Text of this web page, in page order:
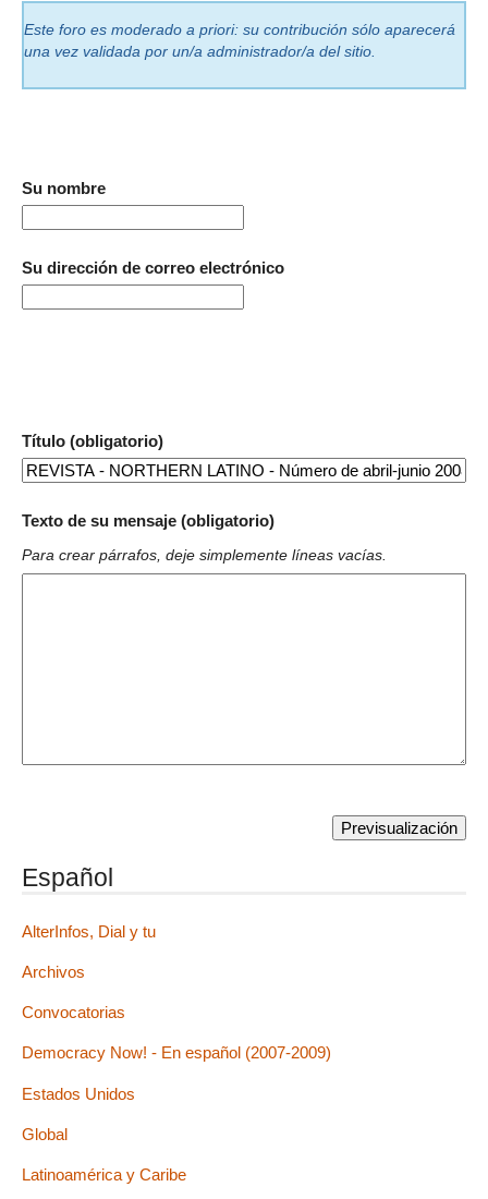
Este foro es moderado a priori: su contribución sólo aparecerá
una vez validada por un/a administrador/a del sitio.
Su nombre
Su dirección de correo electrónico
Título (obligatorio)
Texto de su mensaje (obligatorio)
Para crear párrafos, deje simplemente líneas vacías.
Español
AlterInfos, Dial y tu
Archivos
Convocatorias
Democracy Now! - En español (2007-2009)
Estados Unidos
Global
Latinoamérica y Caribe